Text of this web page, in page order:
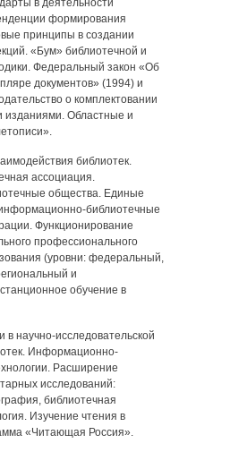
в деятельности
формирования
принципы в создании
«Бум» библиотечной и
Федеральный закон «Об
документов» (1994) и
о комплектовании
изданиями. Областные и
библиотек.
ассоциация.
общества. Единые
библиотечные
Функционирование
профессионального
(уровни: федеральный,
и
обучение в
в научно-исследовательской
Информационно-
Расширение
исследований:
библиотечная
Изучение чтения в
«Читающая Россия».